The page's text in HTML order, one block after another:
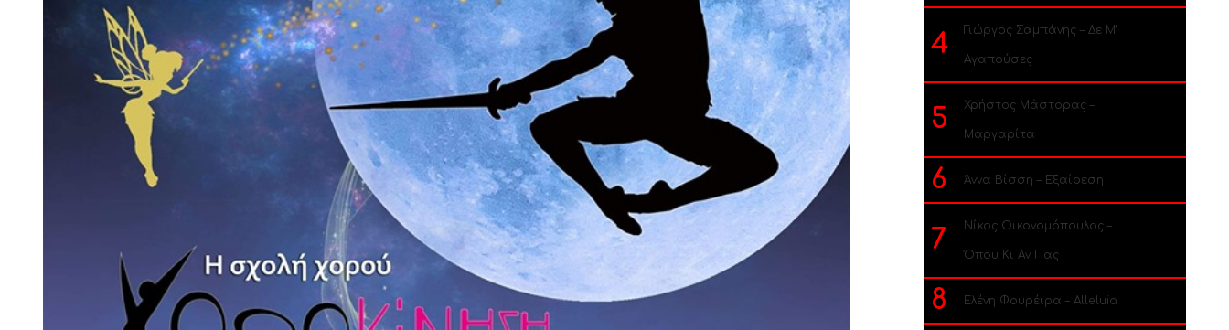
4 Γιώργος Σαμπάνης – Δε Μ’
Αγαπούσες
5 Χρήστος Μάστορας –
Μαργαρίτα
6 Άννα Βίσση – Εξαίρεση
7 Νίκος Οικονομόπουλος –
Όπου Κι Αν Πας
8 Ελένη Φουρέιρα – Alleluia